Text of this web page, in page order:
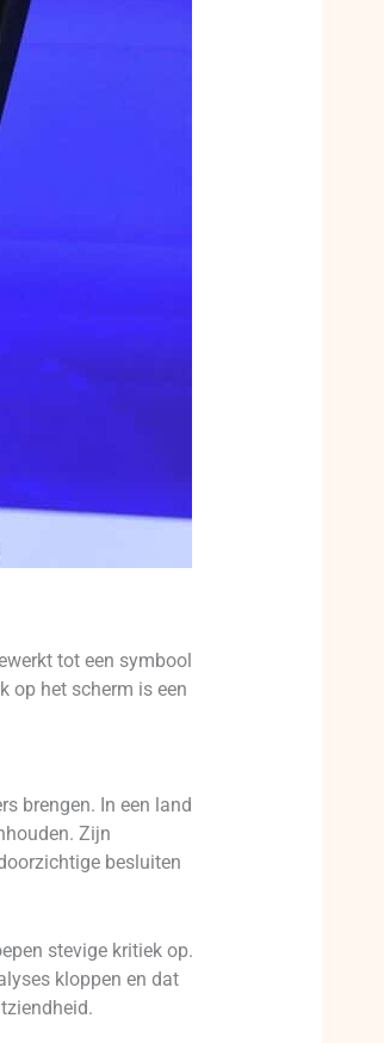
tot een symbool
op het scherm is een
brengen. In een land
Zijn
besluiten
stevige kritiek op.
kloppen en dat